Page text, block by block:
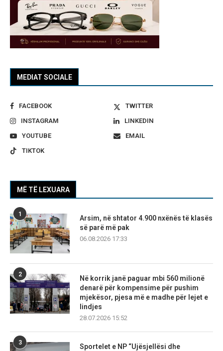
MEDIAT SOCIALE
FACEBOOK
TWITTER
INSTAGRAM
LINKEDIN
YOUTUBE
EMAIL
TIKTOK
MË TË LEXUARA
1
Arsim, në shtator 4.900 nxënës të klasës
së parë më pak
06.08.2026 17:33
2
Në korrik janë paguar mbi 560 milionë
denarë për kompensime për pushim
mjekësor, pjesa më e madhe për lejet e
lindjes
28.07.2026 15:52
3
Sportelet e NP “Ujësjellësi dhe